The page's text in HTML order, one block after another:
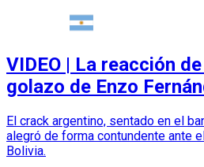
VIDEO | La reacción
golazo de Enzo
El crack argentino, sentado en el
alegró de forma contundente ante
Bolivia.